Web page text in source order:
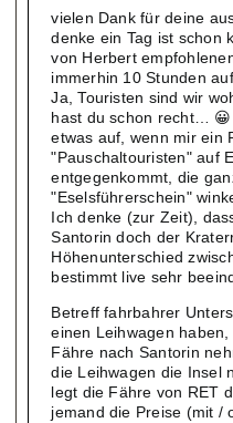
vielen Dank für deine
denke ein Tag ist schon
von Herbert
immerhin 10 Stunden
Ja, Touristen sind wir
hast du schon recht…
etwas auf, wenn mir ein
"Pauschaltouristen" auf
entgegenkommt, die
"Eselsführerschein"
Ich denke (zur Zeit),
Santorin doch der
Höhenunterschied
bestimmt live sehr
Betreff fahrbahrer
einen Leihwagen
Fähre nach Santorin
die Leihwagen die Insel
legt die Fähre von RET
jemand die Preise (mit /